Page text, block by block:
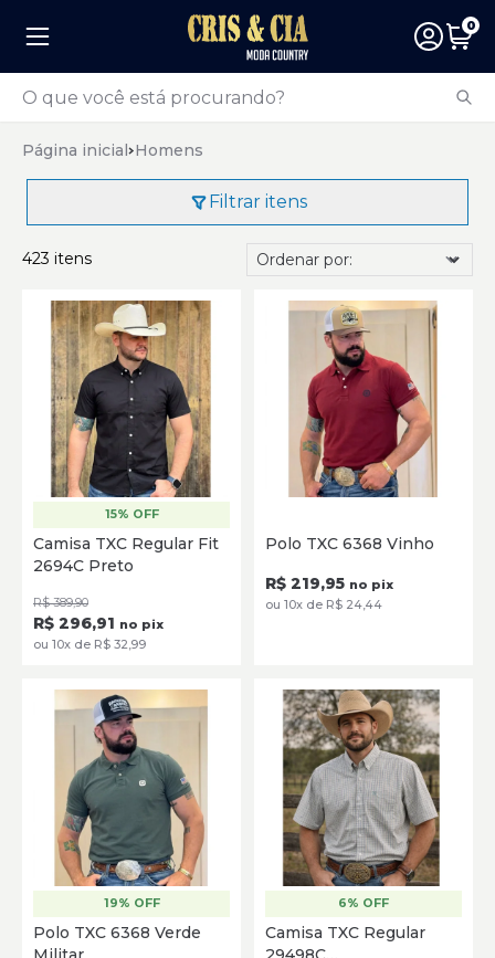
0
Página inicial Homens
Filtrar itens
423 itens Ordenar por:
M G
SELECIONE
15% OFF
Camisa TXC Regular Fit
2694C Preto
R$ 389,90
R$ 296,91 no pix
ou 10x de R$ 32,99
Polo TXC 6368 Vinho
R$ 219,95 no pix
ou 10x de R$ 24,44
G GG
19% OFF
Polo TXC 6368 Verde
G GG
6% OFF
Camisa TXC Regular